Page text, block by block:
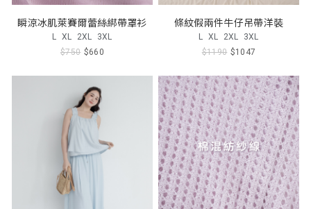
瞬涼冰肌萊賽爾蕾絲綁帶罩衫
L XL 2XL 3XL
$750 $660
條紋假兩件牛仔吊帶洋裝
L XL 2XL 3XL
$1190 $1047